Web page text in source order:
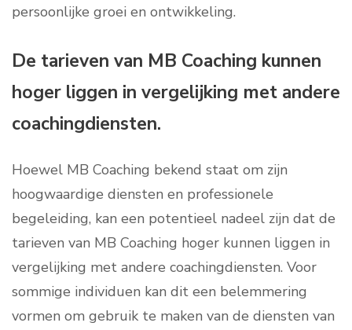
persoonlijke groei en ontwikkeling.
De tarieven van MB Coaching kunnen
hoger liggen in vergelijking met andere
coachingdiensten.
Hoewel MB Coaching bekend staat om zijn
hoogwaardige diensten en professionele
begeleiding, kan een potentieel nadeel zijn dat de
tarieven van MB Coaching hoger kunnen liggen in
vergelijking met andere coachingdiensten. Voor
sommige individuen kan dit een belemmering
vormen om gebruik te maken van de diensten van